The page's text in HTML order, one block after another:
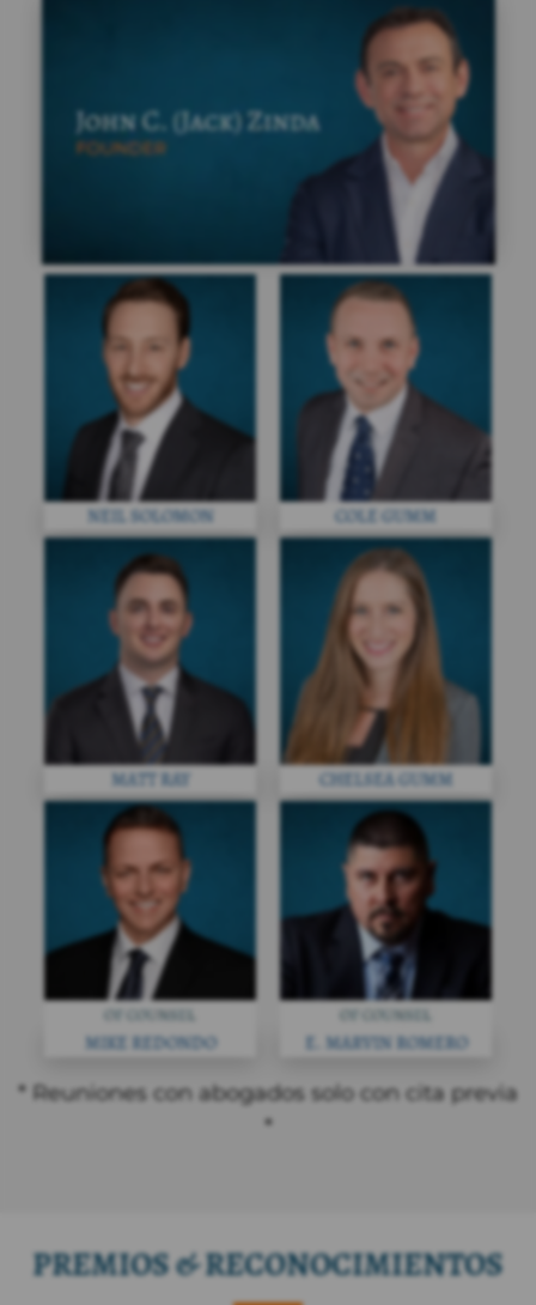
NEIL SOLOMON COLE GUMM
MATT RAY CHELSEA GUMM
MIKE REDONDO E. MARVIN ROMERO
* Reuniones con abogados solo con cita previa
*
PREMIOS & RECONOCIMIENTOS